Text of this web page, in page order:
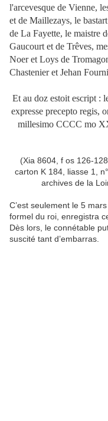
l'arcevesque de Vienne,
et de Maillezays, le
de La Fayette, le maistre
Gaucourt et de Trêves,
Noer et Loys de
Chastenier et Jehan
Et au doz estoit escript :
expresse precepto regis,
millesimo CCCC mo
(Xia 8604, f os 126-
carton K 184, liasse 1,
archives de la
C’est seulement le 5
formel du roi, enregistra
Dès lors, le connétable
suscité tant d’embarras.